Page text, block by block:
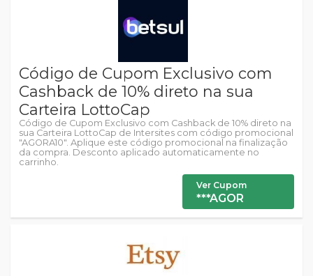
Código de Cupom Exclusivo com
Cashback de 10% direto na sua
Carteira LottoCap
Código de Cupom Exclusivo com Cashback de 10% direto na
sua Carteira LottoCap de Intersites com código promocional
"AGORA10". Aplique este código promocional na finalização
da compra. Desconto aplicado automaticamente no
carrinho.
Ver Cupom
***AGOR